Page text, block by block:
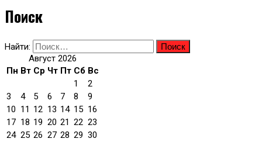
Поиск
Найти:
Август 2026
Пн Вт Ср Чт Пт Сб Вс
1
2
3
4 5 6 7 8
9
10 11 12 13 14 15 16
17 18 19 20 21 22 23
24 25 26 27 28 29 30